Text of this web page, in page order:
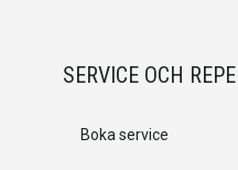
SERVICE OCH
Boka service